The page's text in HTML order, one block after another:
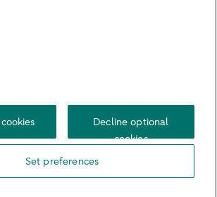
Cookie Settings
© 2026 ABN AMRO
Decline optional
cookies
Set preferences